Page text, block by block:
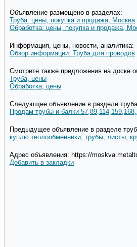
Объявление размещено в разделах:
Труба: цены, покупка и продажа, Москва
Обработка: цены, покупка и продажа,
Информация, цены, новости, аналитика:
Обзор информации: Труба для проводов
Смотрите также предложения на доске
Труба, цены
Обработка, цены
Следующее объявление в разделе
Продам трубы и балки
Предыдущее объявление в разделе
куплю теплообменники, трубы, листы,
Адрес объявления: https://
Добавить в закладки